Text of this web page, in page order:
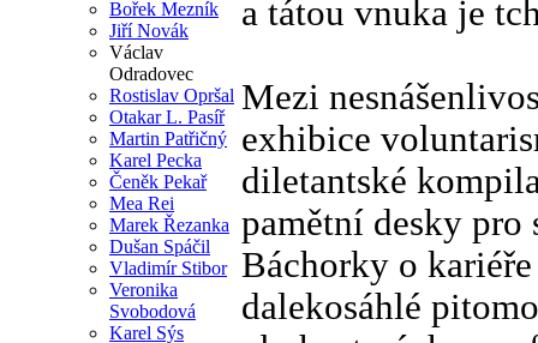
Bořek Mezník
Jiří Novák
Václav
Odradovec
Rostislav Opršal
Otakar L. Pasíř
Martin Patřičný
Karel Pecka
Čeněk Pekař
Mea Rei
Marek Řezanka
Dušan Spáčil
Vladimír Stibor
Veronika
Svobodová
Karel Sýs
a tátou vnuka je
Mezi
exhibice
diletantské
pamětní desky
Báchorky o kariéře
dalekosáhlé